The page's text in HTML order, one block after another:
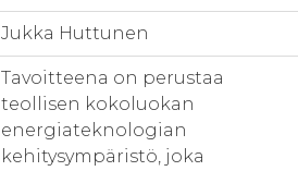
Jukka Huttunen
Tavoitteena on perustaa
teollisen kokoluokan
energiateknologian
kehitysympäristö, joka